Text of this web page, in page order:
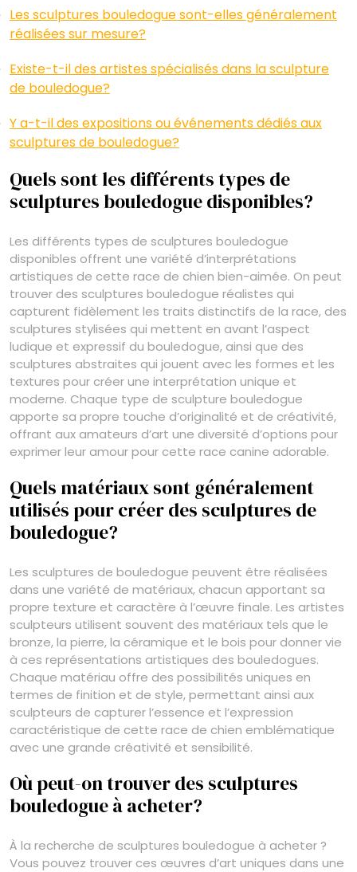
Les sculptures bouledogue sont-elles généralement
réalisées sur mesure?
Existe-t-il des artistes spécialisés dans la sculpture
de bouledogue?
Y a-t-il des expositions ou événements dédiés aux
sculptures de bouledogue?
Quels sont les différents types de
sculptures bouledogue disponibles?
Les différents types de sculptures bouledogue
disponibles offrent une variété d’interprétations
artistiques de cette race de chien bien-aimée. On peut
trouver des sculptures bouledogue réalistes qui
capturent fidèlement les traits distinctifs de la race, des
sculptures stylisées qui mettent en avant l’aspect
ludique et expressif du bouledogue, ainsi que des
sculptures abstraites qui jouent avec les formes et les
textures pour créer une interprétation unique et
moderne. Chaque type de sculpture bouledogue
apporte sa propre touche d’originalité et de créativité,
offrant aux amateurs d’art une diversité d’options pour
exprimer leur amour pour cette race canine adorable.
Quels matériaux sont généralement
utilisés pour créer des sculptures de
bouledogue?
Les sculptures de bouledogue peuvent être réalisées
dans une variété de matériaux, chacun apportant sa
propre texture et caractère à l’œuvre finale. Les artistes
sculpteurs utilisent souvent des matériaux tels que le
bronze, la pierre, la céramique et le bois pour donner vie
à ces représentations artistiques des bouledogues.
Chaque matériau offre des possibilités uniques en
termes de finition et de style, permettant ainsi aux
sculpteurs de capturer l’essence et l’expression
caractéristique de cette race de chien emblématique
avec une grande créativité et sensibilité.
Où peut-on trouver des sculptures
bouledogue à acheter?
À la recherche de sculptures bouledogue à acheter ?
Vous pouvez trouver ces œuvres d’art uniques dans une